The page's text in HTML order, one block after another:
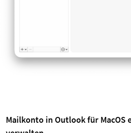
Mailkonto in Outlook für MacOS